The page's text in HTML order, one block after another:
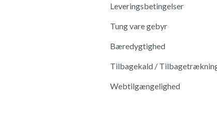
Leveringsbetingelser
Tung vare gebyr
Bæredygtighed
Tilbagekald /
Webtilgængelighed